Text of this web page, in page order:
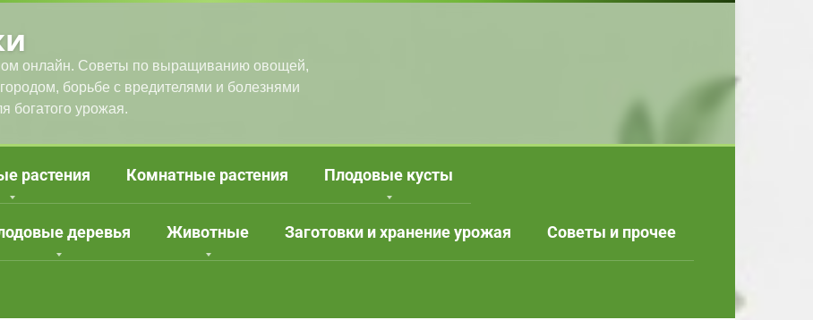
онлайн. Советы по выращиванию овощей,
борьбе с вредителями и болезнями
богатого урожая.
растения Комнатные растения Плодовые кусты
деревья Животные Заготовки и хранение урожая Советы и прочее